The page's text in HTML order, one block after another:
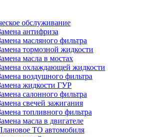
обслуживание
антифриза
масляного фильтра
тормозной жидкости
масла в мостах
охлаждающей жидкости
воздушного фильтра
жидкости ГУР
салонного фильтра
свечей зажигания
топливного фильтра
масла в двигателе
ТО автомобиля